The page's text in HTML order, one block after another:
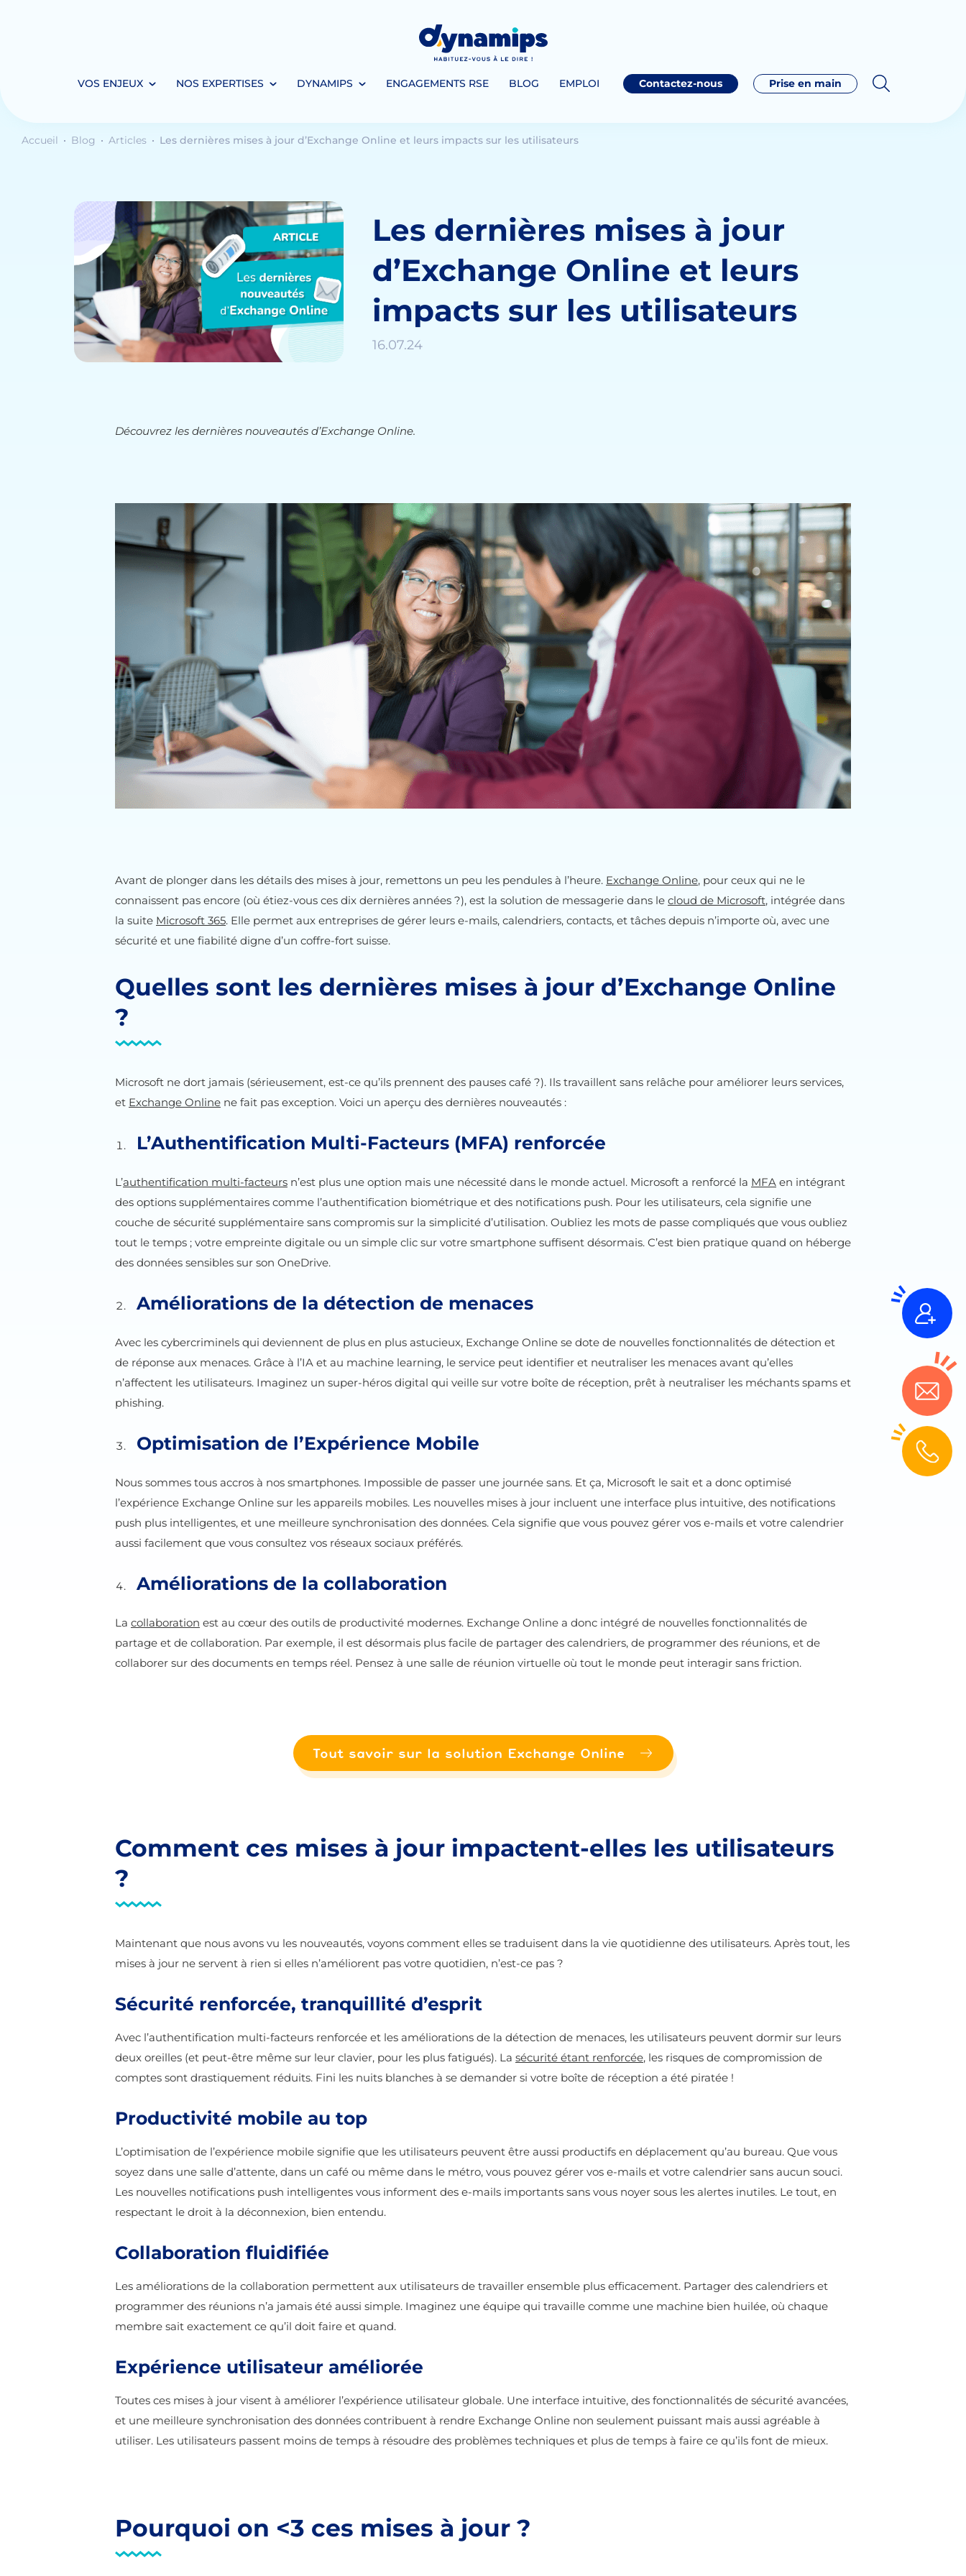
VOS ENJEUX NOS EXPERTISES DYNAMIPS ENGAGEMENTS RSE BLOG EMPLOI Contactez-nous Prise en main
Accueil Blog Articles Les dernières mises à jour d’Exchange Online et leurs impacts sur les utilisateurs
Les dernières mises à jour
d’Exchange Online et leurs
impacts sur les utilisateurs
16.07.24
Découvrez les dernières nouveautés d’Exchange Online.
Avant de plonger dans les détails des mises à jour, remettons un peu les pendules à l’heure. Exchange Online, pour ceux qui ne le
connaissent pas encore (où étiez-vous ces dix dernières années ?), est la solution de messagerie dans le cloud de Microsoft, intégrée dans
la suite Microsoft 365. Elle permet aux entreprises de gérer leurs e-mails, calendriers, contacts, et tâches depuis n’importe où, avec une
sécurité et une fiabilité digne d’un coffre-fort suisse.
Quelles sont les dernières mises à jour d’Exchange Online
?
Microsoft ne dort jamais (sérieusement, est-ce qu’ils prennent des pauses café ?). Ils travaillent sans relâche pour améliorer leurs services,
et Exchange Online ne fait pas exception. Voici un aperçu des dernières nouveautés :
L’Authentification Multi-Facteurs (MFA) renforcée
L’authentification multi-facteurs n’est plus une option mais une nécessité dans le monde actuel. Microsoft a renforcé la MFA en intégrant
des options supplémentaires comme l’authentification biométrique et des notifications push. Pour les utilisateurs, cela signifie une
couche de sécurité supplémentaire sans compromis sur la simplicité d’utilisation. Oubliez les mots de passe compliqués que vous oubliez
tout le temps ; votre empreinte digitale ou un simple clic sur votre smartphone suffisent désormais. C’est bien pratique quand on héberge
des données sensibles sur son OneDrive.
Améliorations de la détection de menaces
Avec les cybercriminels qui deviennent de plus en plus astucieux, Exchange Online se dote de nouvelles fonctionnalités de détection et
de réponse aux menaces. Grâce à l’IA et au machine learning, le service peut identifier et neutraliser les menaces avant qu’elles
n’affectent les utilisateurs. Imaginez un super-héros digital qui veille sur votre boîte de réception, prêt à neutraliser les méchants spams et
phishing.
Optimisation de l’Expérience Mobile
Nous sommes tous accros à nos smartphones. Impossible de passer une journée sans. Et ça, Microsoft le sait et a donc optimisé
l’expérience Exchange Online sur les appareils mobiles. Les nouvelles mises à jour incluent une interface plus intuitive, des notifications
push plus intelligentes, et une meilleure synchronisation des données. Cela signifie que vous pouvez gérer vos e-mails et votre calendrier
aussi facilement que vous consultez vos réseaux sociaux préférés.
Améliorations de la collaboration
La collaboration est au cœur des outils de productivité modernes. Exchange Online a donc intégré de nouvelles fonctionnalités de
partage et de collaboration. Par exemple, il est désormais plus facile de partager des calendriers, de programmer des réunions, et de
collaborer sur des documents en temps réel. Pensez à une salle de réunion virtuelle où tout le monde peut interagir sans friction.
Tout savoir sur la solution Exchange Online
Comment ces mises à jour impactent-elles les utilisateurs
?
Maintenant que nous avons vu les nouveautés, voyons comment elles se traduisent dans la vie quotidienne des utilisateurs. Après tout, les
mises à jour ne servent à rien si elles n’améliorent pas votre quotidien, n’est-ce pas ?
Sécurité renforcée, tranquillité d’esprit
Avec l’authentification multi-facteurs renforcée et les améliorations de la détection de menaces, les utilisateurs peuvent dormir sur leurs
deux oreilles (et peut-être même sur leur clavier, pour les plus fatigués). La sécurité étant renforcée, les risques de compromission de
comptes sont drastiquement réduits. Fini les nuits blanches à se demander si votre boîte de réception a été piratée !
Productivité mobile au top
L’optimisation de l’expérience mobile signifie que les utilisateurs peuvent être aussi productifs en déplacement qu’au bureau. Que vous
soyez dans une salle d’attente, dans un café ou même dans le métro, vous pouvez gérer vos e-mails et votre calendrier sans aucun souci.
Les nouvelles notifications push intelligentes vous informent des e-mails importants sans vous noyer sous les alertes inutiles. Le tout, en
respectant le droit à la déconnexion, bien entendu.
Collaboration fluidifiée
Les améliorations de la collaboration permettent aux utilisateurs de travailler ensemble plus efficacement. Partager des calendriers et
programmer des réunions n’a jamais été aussi simple. Imaginez une équipe qui travaille comme une machine bien huilée, où chaque
membre sait exactement ce qu’il doit faire et quand.
Expérience utilisateur améliorée
Toutes ces mises à jour visent à améliorer l’expérience utilisateur globale. Une interface intuitive, des fonctionnalités de sécurité avancées,
et une meilleure synchronisation des données contribuent à rendre Exchange Online non seulement puissant mais aussi agréable à
utiliser. Les utilisateurs passent moins de temps à résoudre des problèmes techniques et plus de temps à faire ce qu’ils font de mieux.
Pourquoi on <3 ces mises à jour ?